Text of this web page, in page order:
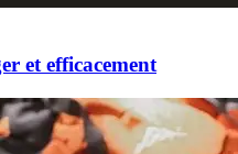
et efficacement